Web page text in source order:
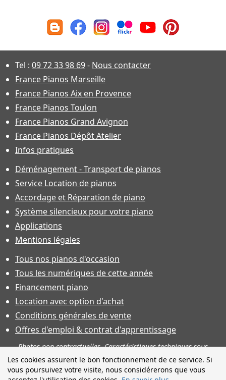
Les cookies assurent le bon fonctionnement de ce service. Si
vous poursuivez votre visite, nous considérerons que vous
Tel : 09 72 33 98 69- Nous contacter
France Pianos Marseille
France Pianos Aix en Provence
France Pianos Toulon
France Pianos Grand Avignon
France Pianos Dépôt Atelier
Infos pratiques
Déménagement - Transport de pianos
Service Location de pianos
Accordage et Réparation de piano
Système silencieux pour votre piano
Applications
Mentions légales
Tous nos pianos d'occasion
Tous les numériques de cette année
Financement piano
Location avec option d'achat
Conditions générales de vente
Offres d'emploi & contrat d'apprentissage
Photos non contractuelles. Caractéristiques techniques sous
toutes réserves et sauf erreur. Financement sous réserve
d'acceptation.